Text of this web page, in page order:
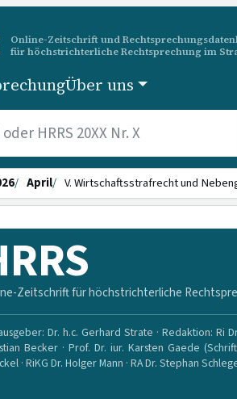
Online-Zeitschrift und
für höchstrichterliche Rechtsprechung im
Über uns
April V. Wirtschaftsstrafrecht und
Zeitschrift für höchstrichterliche
Dr. h.c. Gerhard Strate · Redaktion: Ri
Becker · Prof. Dr. iur. Karsten Gaede
· RiKG Dr. Holger Mann · RA Dr. Stephan